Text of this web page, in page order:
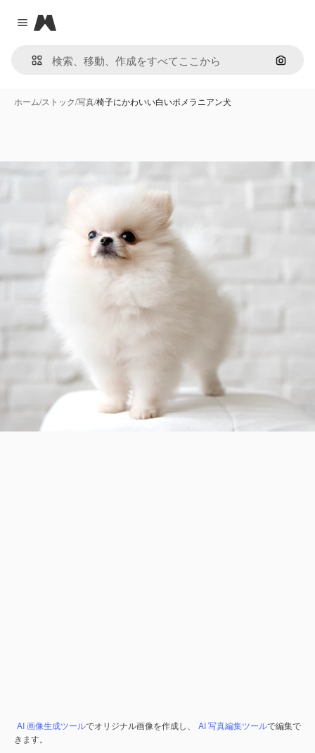
Close menu
Magnific
画像で
ホーム/ストック/写真/椅子にかわいい白いポメラニアン犬
AI 画像生成ツールでオリジナル画像を作成し、 AI 写真編集ツールで編集で
きます。